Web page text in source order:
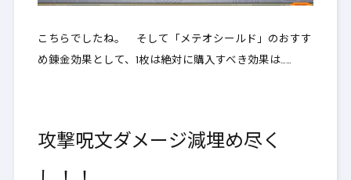
こちらでしたね。 そして「メテオシールド」のおすす
め錬金効果として、1枚は絶対に購入すべき効果は……
攻撃呪文ダメージ減埋め尽く